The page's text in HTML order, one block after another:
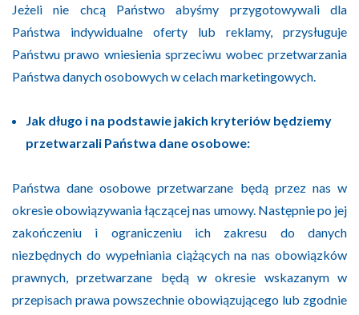
Jeżeli nie chcą Państwo abyśmy przygotowywali dla
Państwa indywidualne oferty lub reklamy, przysługuje
Państwu prawo wniesienia sprzeciwu wobec przetwarzania
Państwa danych osobowych w celach marketingowych.
Jak długo i na podstawie jakich kryteriów będziemy
przetwarzali Państwa dane osobowe:
Państwa dane osobowe przetwarzane będą przez nas w
okresie obowiązywania łączącej nas umowy. Następnie po jej
zakończeniu i ograniczeniu ich zakresu do danych
niezbędnych do wypełniania ciążących na nas obowiązków
prawnych, przetwarzane będą w okresie wskazanym w
przepisach prawa powszechnie obowiązującego lub zgodnie